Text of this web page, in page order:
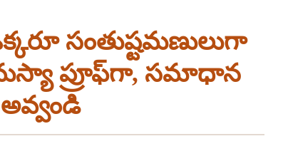
సంతుష్టమణులుగా
ప్రూఫ్‌గా, సమాధాన